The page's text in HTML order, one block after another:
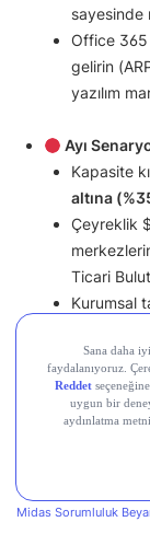
sayesinde
Office 365
gelirin
yazılım
Ayı
Kapasite
altına
Çeyreklik
Ticari
Kurumsal
kalması.
OpenAI
kaynaklı
gücünü
Burada yer alan bilgiler
Midas Sorumluluk